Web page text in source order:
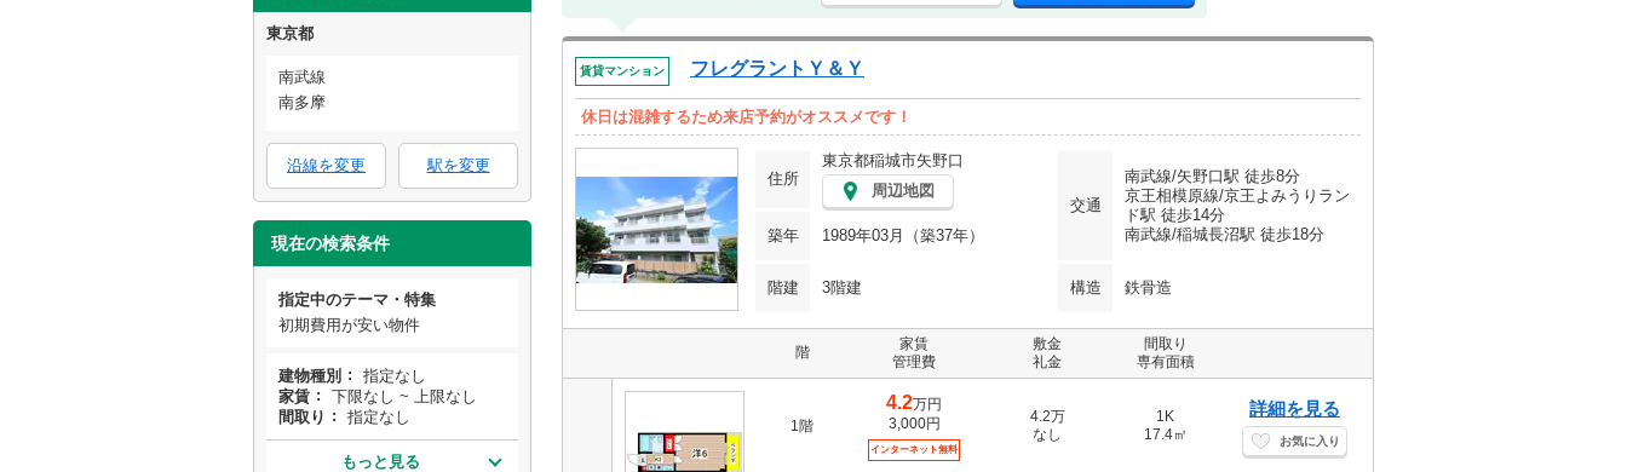
東京都
南武線
南多摩
沿線を変更 駅を変更
現在の検索条件
指定中のテーマ・特集
初期費用が安い物件
建物種別
指定なし
家賃
下限なし ~ 上限なし
間取り
指定なし
もっと見る
賃貸マンション フレグラントＹ＆Ｙ
休日は混雑するため来店予約がオススメです！
住所
東京都稲城市矢野口
周辺地図
交通
南武線/矢野口駅 徒歩8分
京王相模原線/京王よみうりラン
ド駅 徒歩14分
南武線/稲城長沼駅 徒歩18分
築年 1989年03月（築37年）
階建 3階建 構造 鉄骨造
階
家賃
管理費
敷金
礼金
間取り
専有面積
1階
4.2万円
3,000円
インターネット無料
4.2万
なし
1K
17.4㎡
詳細を見る
お気に入り